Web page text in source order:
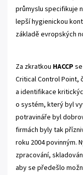
průmyslu specifikuje
lepší hygienickou
základě evropských
Za zkratkou HACCP
Critical Control Point,
a identifikace
o systém, který byl
potravináře byl
firmách byly tak
roku 2004 povinným.
zpracování,
aby se předešlo